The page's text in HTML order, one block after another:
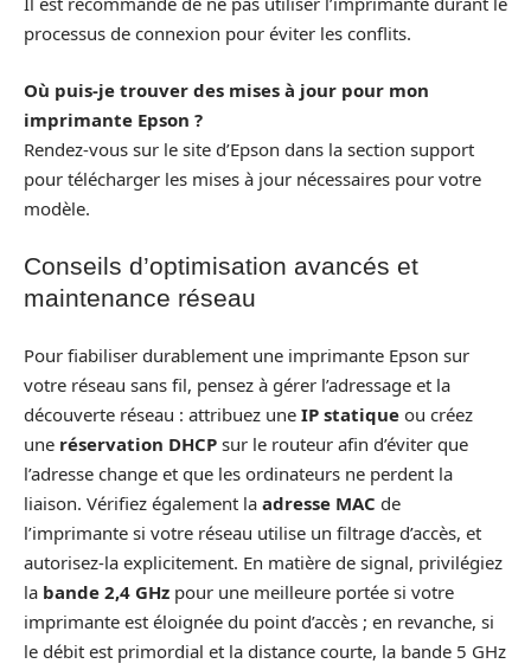
processus de connexion pour éviter les conflits.
Où puis-je trouver des mises à jour pour mon
imprimante Epson ?
Rendez-vous sur le site d’Epson dans la section support
pour télécharger les mises à jour nécessaires pour votre
modèle.
Conseils d’optimisation avancés et
maintenance réseau
Pour fiabiliser durablement une imprimante Epson sur
votre réseau sans fil, pensez à gérer l’adressage et la
découverte réseau : attribuez une IP statique ou créez
une réservation DHCP sur le routeur afin d’éviter que
l’adresse change et que les ordinateurs ne perdent la
liaison. Vérifiez également la adresse MAC de
l’imprimante si votre réseau utilise un filtrage d’accès, et
autorisez-la explicitement. En matière de signal, privilégiez
la bande 2,4 GHz pour une meilleure portée si votre
imprimante est éloignée du point d’accès ; en revanche, si
le débit est primordial et la distance courte, la bande 5 GHz